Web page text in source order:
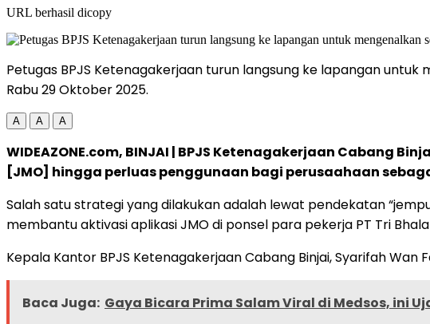
URL berhasil dicopy
Petugas BPJS Ketenagakerjaan turun langsung ke lapangan
Rabu 29 Oktober 2025.
A A A
WIDEAZONE.com, BINJAI | BPJS Ketenagakerjaan Cabang
[JMO] hingga perluas penggunaan bagi perusaahaan
Salah satu strategi yang dilakukan adalah lewat pendekatan
membantu aktivasi aplikasi JMO di ponsel para pekerja PT Tri
Kepala Kantor BPJS Ketenagakerjaan Cabang Binjai, Syarifah
Baca Juga: Gaya Bicara Prima Salam Viral di Medsos, ini